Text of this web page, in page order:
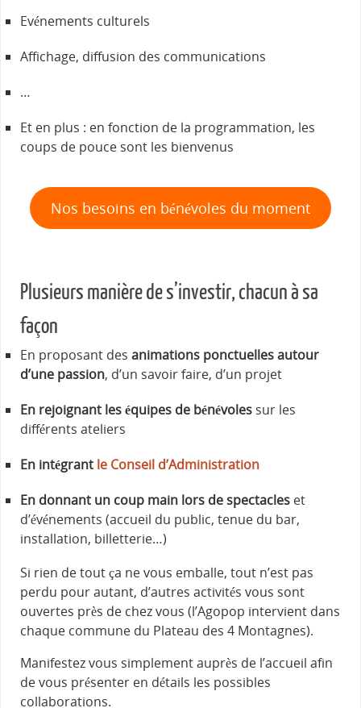
Evénements culturels
Affichage, diffusion des communications
…
Et en plus : en fonction de la programmation, les
coups de pouce sont les bienvenus
Nos besoins en bénévoles du moment
Plusieurs manière de s’investir, chacun à sa
façon
En proposant des animations ponctuelles autour
d’une passion, d’un savoir faire, d’un projet
En rejoignant les équipes de bénévoles sur les
différents ateliers
En intégrant le Conseil d’Administration
En donnant un coup main lors de spectacles et
d’événements (accueil du public, tenue du bar,
installation, billetterie…)
Si rien de tout ça ne vous emballe, tout n’est pas
perdu pour autant, d’autres activités vous sont
ouvertes près de chez vous (l’Agopop intervient dans
chaque commune du Plateau des 4 Montagnes).
Manifestez vous simplement auprès de l’accueil afin
de vous présenter en détails les possibles
collaborations.